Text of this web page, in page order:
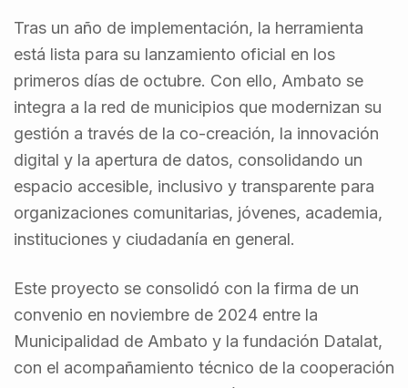
Tras un año de implementación, la herramienta
está lista para su lanzamiento oficial en los
primeros días de octubre. Con ello, Ambato se
integra a la red de municipios que modernizan su
gestión a través de la co-creación, la innovación
digital y la apertura de datos, consolidando un
espacio accesible, inclusivo y transparente para
organizaciones comunitarias, jóvenes, academia,
instituciones y ciudadanía en general.
Este proyecto se consolidó con la firma de un
convenio en noviembre de 2024 entre la
Municipalidad de Ambato y la fundación Datalat,
con el acompañamiento técnico de la cooperación